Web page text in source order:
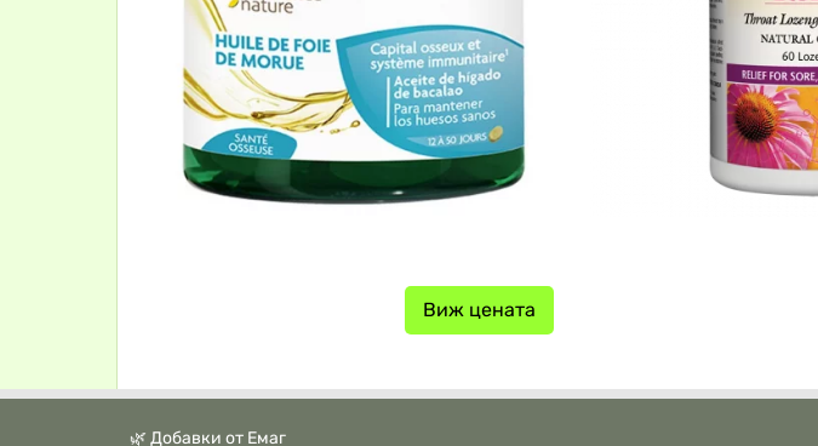
Виж цената
🌿 Добавки от Емаг